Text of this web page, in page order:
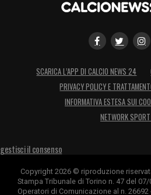
SCARICA L’APP DI CALCIO NEWS 24
PRIVACY POLICY E
INFORMATIVA ESTESA SUI
NETWORK
gestisci il consenso
Copyright 2026 © riproduzione
Stampa Tribunale di Torino n. 47 del
Operatori di Comunicazione al n. 26692